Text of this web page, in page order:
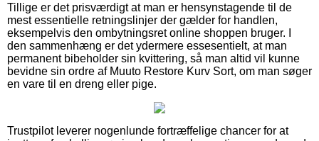
Tillige er det prisværdigt at man er hensynstagende til de
mest essentielle retningslinjer der gælder for handlen,
eksempelvis den ombytningsret online shoppen bruger. I
den sammenhæng er det ydermere essesentielt, at man
permanent bibeholder sin kvittering, så man altid vil kunne
bevidne sin ordre af Muuto Restore Kurv Sort, om man søger
en vare til en dreng eller pige.
Trustpilot leverer nogenlunde fortræffelige chancer for at